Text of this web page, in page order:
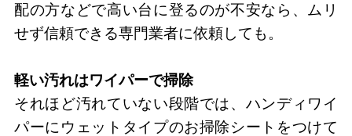
配の方などで高い台に登るのが不安なら、ムリ
せず信頼できる専門業者に依頼しても。
軽い汚れはワイパーで掃除
それほど汚れていない段階では、ハンディワイ
パーにウェットタイプのお掃除シートをつけて